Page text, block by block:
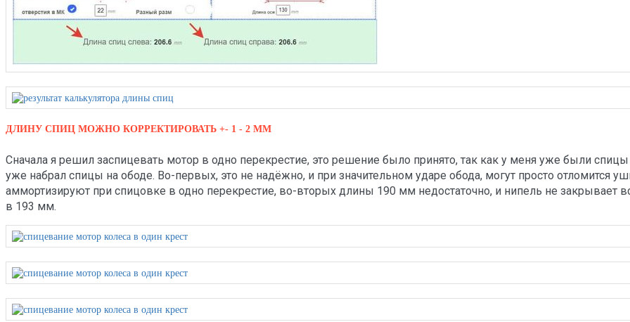
ДЛИНУ СПИЦ МОЖНО КОРРЕКТИРОВАТЬ +- 1 - 2 ММ
Сначала я решил заспицевать мотор в одно перекрестие, это решение было принято, так как у меня уже были
уже набрал спицы на ободе. Во-первых, это не надёжно, и при значительном ударе обода, могут просто отломится
аммортизируют при спицовке в одно перекрестие, во-вторых длины 190 мм недостаточно, и нипель не закрывает
в 193 мм.